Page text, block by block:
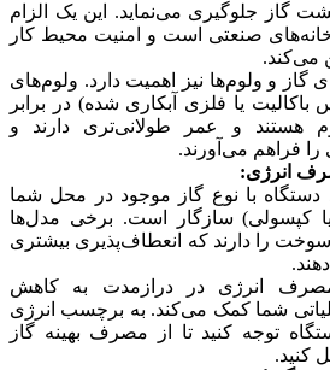
گاز جلوگیری می‌نماید. این یک الزام
صنعتی است و امنیت محیط کار
می‌کند.
گاز و ولوم‌ها نیز اهمیت دارد. ولوم‌های
یا فلزی آبکاری شده) در برابر
هستند و عمر طولانی‌تری دارند و
را فراهم می‌آورند.
با نوع گاز موجود در محل شما
کپسولی) سازگار است. برخی مدل‌ها
سوخت را دارند که انعطاف‌پذیری بیشتری
مصرف انرژی در درازمدت به کاهش
شما کمک می‌کند. به برچسب انرژی
توجه کنید تا از مصرف بهینه گاز
کنید.